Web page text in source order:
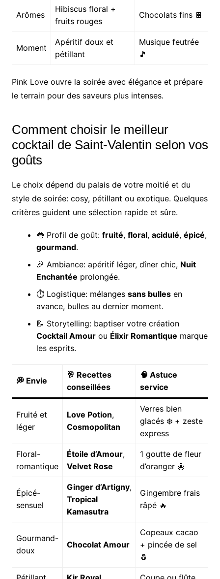
Arômes
Hibiscus floral +
fruits rouges
Chocolats fins 🍫
Moment
Apéritif doux et
pétillant
Musique feutrée
🎵
Pink Love ouvre la soirée avec élégance et prépare
le terrain pour des saveurs plus intenses.
Comment choisir le meilleur
cocktail de Saint-Valentin selon vos
goûts
Le choix dépend du palais de votre moitié et du
style de soirée: cosy, pétillant ou exotique. Quelques
critères guident une sélection rapide et sûre.
👅 Profil de goût: fruité, floral, acidulé, épicé,
gourmand.
🎉 Ambiance: apéritif léger, dîner chic, Nuit
Enchantée prolongée.
⏱️ Logistique: mélanges sans bullesen
avance, bulles au dernier moment.
📝 Storytelling: baptiser votre création
Cocktail Amourou Élixir Romantique marque
les esprits.
💭 Envie
🥂 Recettes
conseillées
🧠 Astuce
service
Fruité et
léger
Love Potion,
Cosmopolitan
Verres bien
glacés ❄️ + zeste
express
Floral-
romantique
Étoile d’Amour,
Velvet Rose
1 goutte de fleur
d’oranger 🌼
Épicé-
sensuel
Ginger d’Artigny,
Tropical
Kamasutra
Gingembre frais
râpé 🔥
Gourmand-
doux
Chocolat Amour
Copeaux cacao
+ pincée de sel
🧂